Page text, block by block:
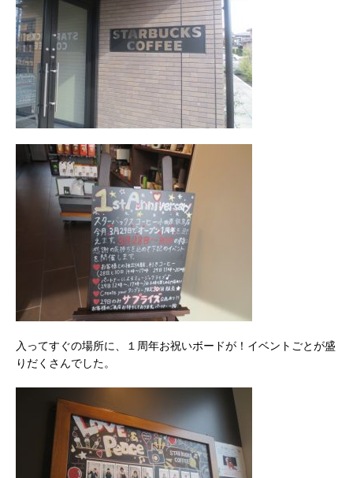
入ってすぐの場所に、１周年お祝いボードが！イベントごとが盛
りだくさんでした。